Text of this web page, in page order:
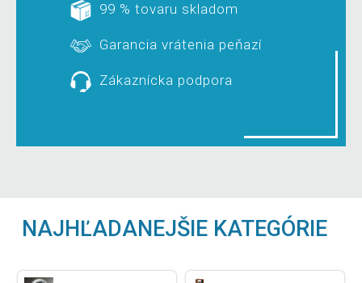
99 % tovaru skladom
Garancia vrátenia peňazí
Zákaznícka podpora
NAJHĽADANEJŠIE KATEGÓRIE